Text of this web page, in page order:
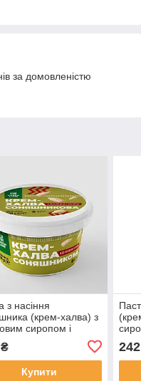
за домовленістю
з насіння
(крем-халва) з
сиропом і
сіллю 500 г., без
цукру
Купити
242